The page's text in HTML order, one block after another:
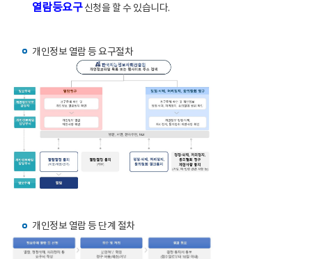
열람등요구신청을 할 수 있습니다.
개인정보 열람 등 요구절차
개인정보 열람 등 단계 절차